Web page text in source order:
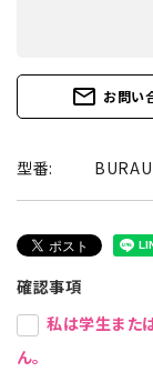
mail_outline お問い
型番:
確認事項
私は学生また
ん。